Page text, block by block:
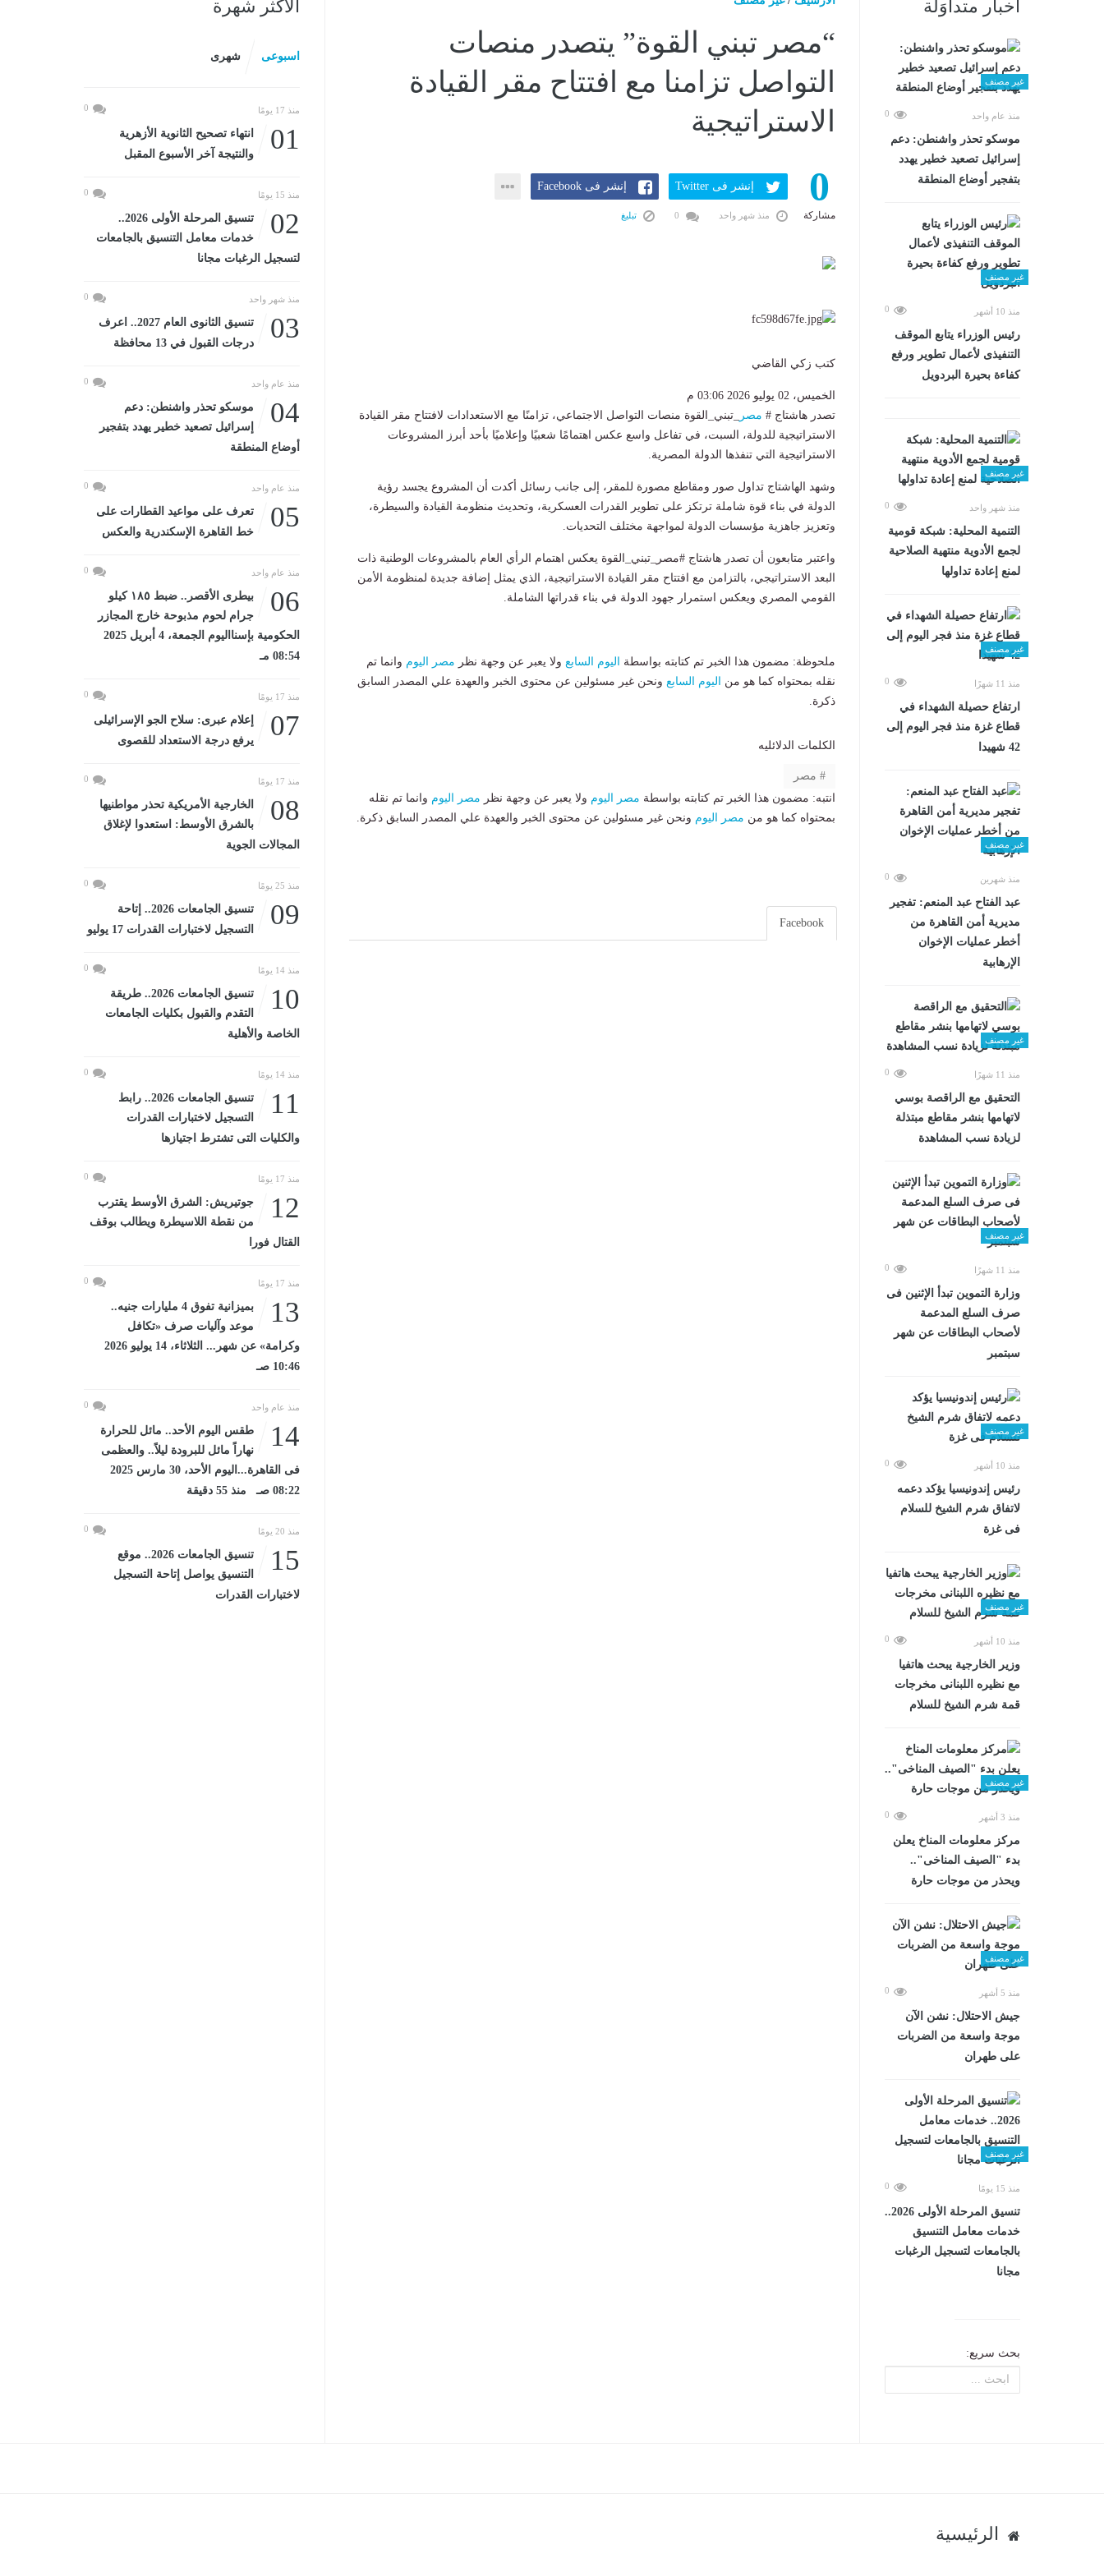
أخبار متداوَلة
غير مصنف
منذ عام واحد 0
موسكو تحذر واشنطن: دعم
إسرائيل تصعيد خطير يهدد
بتفجير أوضاع المنطقة
غير مصنف
منذ 10 أشهر 0
رئيس الوزراء يتابع الموقف
التنفيذى لأعمال تطوير ورفع
كفاءة بحيرة البردويل
غير مصنف
منذ شهر واحد 0
التنمية المحلية: شبكة قومية
لجمع الأدوية منتهية الصلاحية
لمنع إعادة تداولها
غير مصنف
منذ 11 شهرًا 0
ارتفاع حصيلة الشهداء في
قطاع غزة منذ فجر اليوم إلى
42 شهيدا
غير مصنف
منذ شهرين 0
عبد الفتاح عبد المنعم: تفجير
مديرية أمن القاهرة من
أخطر عمليات الإخوان
الإرهابية
غير مصنف
منذ 11 شهرًا 0
التحقيق مع الراقصة بوسي
لاتهامها بنشر مقاطع مبتذلة
لزيادة نسب المشاهدة
غير مصنف
منذ 11 شهرًا 0
وزارة التموين تبدأ الإثنين فى
صرف السلع المدعمة
لأصحاب البطاقات عن شهر
سبتمبر
غير مصنف
منذ 10 أشهر 0
رئيس إندونيسيا يؤكد دعمه
لاتفاق شرم الشيخ للسلام
فى غزة
غير مصنف
منذ 10 أشهر 0
وزير الخارجية يبحث هاتفيا
مع نظيره اللبنانى مخرجات
قمة شرم الشيخ للسلام
غير مصنف
منذ 3 أشهر 0
مركز معلومات المناخ يعلن
بدء "الصيف المناخى"..
ويحذر من موجات حارة
غير مصنف
منذ 5 أشهر 0
جيش الاحتلال: نشن الآن
موجة واسعة من الضربات
على طهران
غير مصنف
منذ 15 يومًا 0
تنسيق المرحلة الأولى 2026..
خدمات معامل التنسيق
بالجامعات لتسجيل الرغبات
مجانا
بحث سريع:
“مصر تبني القوة” يتصدر منصات
التواصل تزامنا مع افتتاح مقر القيادة
الاستراتيجية
0
مشاركة
إنشر فى Twitter إنشر فى Facebook
منذ شهر واحد تبليغ
كتب زكي القاضي
الخميس، 02 يوليو 2026 03:06 م
تصدر هاشتاج # مصر
_تبني_القوة منصات التواصل الاجتماعي، تزامنًا مع الاستعدادات لافتتاح مقر القيادة
الاستراتيجية للدولة، السبت، في تفاعل واسع عكس اهتمامًا شعبيًا وإعلاميًا بأحد أبرز المشروعات
الاستراتيجية التي تنفذها الدولة المصرية.
وشهد الهاشتاج تداول صور ومقاطع مصورة للمقر، إلى جانب رسائل أكدت أن المشروع يجسد رؤية
الدولة في بناء قوة شاملة ترتكز على تطوير القدرات العسكرية، وتحديث منظومة القيادة والسيطرة،
وتعزيز جاهزية مؤسسات الدولة لمواجهة مختلف التحديات.
واعتبر متابعون أن تصدر هاشتاج #مصر_تبني_القوة يعكس اهتمام الرأي العام بالمشروعات الوطنية ذات
البعد الاستراتيجي، بالتزامن مع افتتاح مقر القيادة الاستراتيجية، الذي يمثل إضافة جديدة لمنظومة الأمن
القومي المصري ويعكس استمرار جهود الدولة في بناء قدراتها الشاملة.
ملحوظة: مضمون هذا الخبر تم كتابته بواسطة اليوم السابع ولا يعبر عن وجهة نظر مصر اليوم وانما تم
نقله بمحتواه كما هو من
اليوم السابع ونحن غير مسئولين عن محتوى الخبر والعهدة علي المصدر السابق
ذكرة.
الكلمات الدلائليه
مصر
انتبه: مضمون هذا الخبر تم كتابته بواسطة مصر اليوم ولا يعبر عن وجهة نظر مصر اليوم وانما تم نقله
بمحتواه كما هو من مصر اليوم ونحن غير مسئولين عن محتوى الخبر والعهدة علي المصدر السابق ذكرة.
Facebook
الأكثر شهرة
اسبوعى شهرى
منذ 17 يومًا 0
01
انتهاء تصحيح الثانوية الأزهرية
والنتيجة آخر الأسبوع المقبل
منذ 15 يومًا 0
02
تنسيق المرحلة الأولى 2026..
خدمات معامل التنسيق بالجامعات
لتسجيل الرغبات مجانا
منذ شهر واحد 0
03
تنسيق الثانوى العام 2027.. اعرف
درجات القبول في 13 محافظة
منذ عام واحد 0
04
موسكو تحذر واشنطن: دعم
إسرائيل تصعيد خطير يهدد بتفجير
أوضاع المنطقة
منذ عام واحد 0
05
تعرف على مواعيد القطارات على
خط القاهرة الإسكندرية والعكس
منذ عام واحد 0
06
بيطرى الأقصر.. ضبط ١٨٥ كيلو
جرام لحوم مذبوحة خارج المجازر
الحكومية بإسنااليوم الجمعة، 4 أبريل 2025
08:54 مـ
منذ 17 يومًا 0
07
إعلام عبرى: سلاح الجو الإسرائيلى
يرفع درجة الاستعداد للقصوى
منذ 17 يومًا 0
08
الخارجية الأمريكية تحذر مواطنيها
بالشرق الأوسط: استعدوا لإغلاق
المجالات الجوية
منذ 25 يومًا 0
09
تنسيق الجامعات 2026.. إتاحة
التسجيل لاختبارات القدرات 17 يوليو
منذ 14 يومًا 0
10
تنسيق الجامعات 2026.. طريقة
التقدم والقبول بكليات الجامعات
الخاصة والأهلية
منذ 14 يومًا 0
11
تنسيق الجامعات 2026.. رابط
التسجيل لاختبارات القدرات
والكليات التى تشترط اجتيازها
منذ 17 يومًا 0
12
جوتيريش: الشرق الأوسط يقترب
من نقطة اللاسيطرة ويطالب بوقف
القتال فورا
منذ 17 يومًا 0
13
بميزانية تفوق 4 مليارات جنيه..
موعد وآليات صرف «تكافل
وكرامة» عن شهر... الثلاثاء، 14 يوليو 2026
10:46 صـ
منذ عام واحد 0
14
طقس اليوم الأحد.. مائل للحرارة
نهاراً مائل للبرودة ليلاً.. والعظمى
فى القاهرة...اليوم الأحد، 30 مارس 2025
08:22 صـ منذ 55 دقيقة
منذ 20 يومًا 0
15
تنسيق الجامعات 2026.. موقع
التنسيق يواصل إتاحة التسجيل
لاختبارات القدرات
الرئيسية